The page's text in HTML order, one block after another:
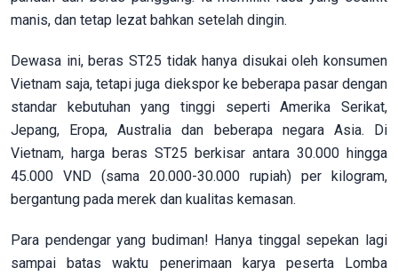
manis, dan tetap lezat bahkan setelah dingin.
Dewasa ini, beras ST25 tidak hanya disukai oleh konsumen
Vietnam saja, tetapi juga diekspor ke beberapa pasar dengan
standar kebutuhan yang tinggi seperti Amerika Serikat,
Jepang, Eropa, Australia dan beberapa negara Asia. Di
Vietnam, harga beras ST25 berkisar antara 30.000 hingga
45.000 VND (sama 20.000-30.000 rupiah) per kilogram,
bergantung pada merek dan kualitas kemasan.
Para pendengar yang budiman! Hanya tinggal sepekan lagi
sampai batas waktu penerimaan karya peserta Lomba